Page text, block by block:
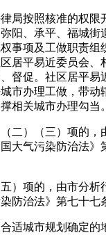
按照核准的权限
阳、承平、福城街
事项及工做职责组
居平易近委员会、
督促。社区居平易
市办理工做，带动
相关城市办理勾当。
）（三）项的，
大气污染防治法》
项的，由市分析
防治法》第七十七
城市规划确定的